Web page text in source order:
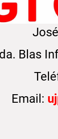
Blas
Email: